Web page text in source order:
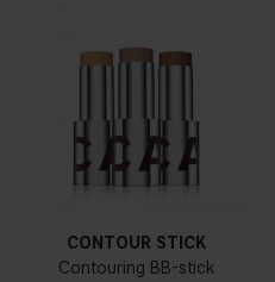
CONTOUR STICK
Contouring BB-stick